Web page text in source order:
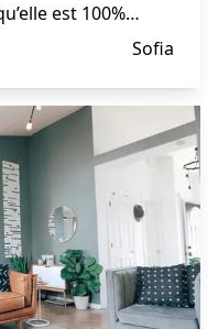
est 100%
et elle met enSofia